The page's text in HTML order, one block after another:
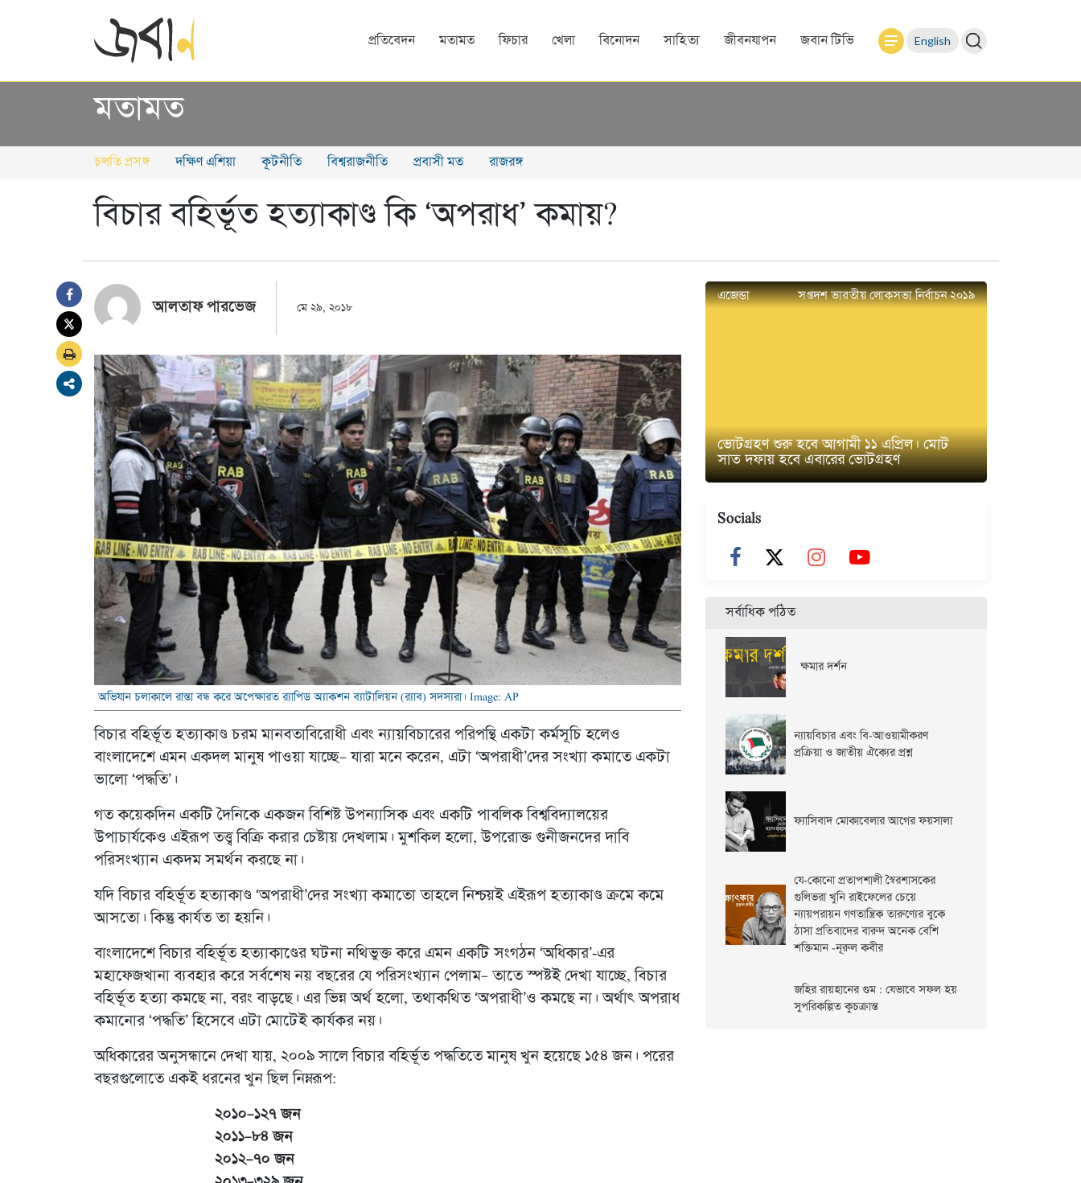
প্রতিবেদন মতামত ফিচার খেলা বিনোদন সাহিত্য জীবনযাপন জবান টিভি English
মতামত
চলতি প্রসঙ্গ দক্ষিণ এশিয়া কূটনীতি বিশ্বরাজনীতি প্রবাসী মত রাজরঙ্গ
বিচার বহির্ভূত হত্যাকাণ্ড কি ‘অপরাধ’ কমায়?
আলতাফ পারভেজ মে ২৯, ২০১৮
অভিযান চলাকালে রাস্তা বন্ধ করে অপেক্ষারত র‌্যাপিড অ্যাকশন ব্যাটালিয়ন (র‌্যাব) সদস্যরা। Image: AP
বিচার বহির্ভূত হত্যাকাণ্ড চরম মানবতাবিরোধী এবং ন্যায়বিচারের পরিপন্থি একটা কর্মসূচি হলেও
বাংলাদেশে এমন একদল মানুষ পাওয়া যাচ্ছে– যারা মনে করেন, এটা ‘অপরাধী’দের সংখ্যা কমাতে একটা
ভালো ‘পদ্ধতি’।
গত কয়েকদিন একটি দৈনিকে একজন বিশিষ্ট উপন্যাসিক এবং একটি পাবলিক বিশ্ববিদ্যালয়ের
উপাচার্যকেও এইরূপ তত্ত্ব বিক্রি করার চেষ্টায় দেখলাম। মুশকিল হলো, উপরোক্ত গুনীজনদের দাবি
পরিসংখ্যান একদম সমর্থন করছে না।
যদি বিচার বহির্ভূত হত্যাকাণ্ড ‘অপরাধী’দের সংখ্যা কমাতো তাহলে নিশ্চয়ই এইরূপ হত্যাকাণ্ড ক্রমে কমে
আসতো। কিন্তু কার্যত তা হয়নি।
বাংলাদেশে বিচার বহির্ভূত হত্যাকাণ্ডের ঘটনা নথিভুক্ত করে এমন একটি সংগঠন ‘অধিকার’-এর
মহাফেজখানা ব্যবহার করে সর্বশেষ নয় বছরের যে পরিসংখ্যান পেলাম– তাতে স্পষ্টই দেখা যাচ্ছে, বিচার
বহির্ভূত হত্যা কমছে না, বরং বাড়ছে। এর ভিন্ন অর্থ হলো, তথাকথিত ‘অপরাধী’ও কমছে না। অর্থাৎ অপরাধ
কমানোর ‘পদ্ধতি’ হিসেবে এটা মোটেই কার্যকর নয়।
অধিকারের অনুসন্ধানে দেখা যায়, ২০০৯ সালে বিচার বহির্ভূত পদ্ধতিতে মানুষ খুন হয়েছে ১৫৪ জন। পরের
বছরগুলোতে একই ধরনের খুন ছিল নিম্নরূপ:
২০১০–১২৭ জন
২০১১–৮৪ জন
২০১২–৭০ জন
এজেন্ডা সপ্তদশ ভারতীয় লোকসভা নির্বাচন ২০১৯
ভোটগ্রহণ শুরু হবে আগামী ১১ এপ্রিল। মোট
সাত দফায় হবে এবারের ভোটগ্রহণ
Socials
সর্বাধিক পঠিত
ক্ষমার দর্শন
ন্যায়বিচার এবং বি-আওয়ামীকরণ
প্রক্রিয়া ও জাতীয় ঐক্যের প্রশ্ন
ফ্যাসিবাদ মোকাবেলার আগের ফয়সালা
যে-কোনো প্রতাপশালী স্বৈরশাসকের
গুলিভরা খুনি রাইফেলের চেয়ে
ন্যায়পরায়ন গণতান্ত্রিক তারুণ্যের বুকে
ঠাসা প্রতিবাদের বারুদ অনেক বেশি
শক্তিমান -নূরুল কবীর
জহির রায়হানের গুম : যেভাবে সফল হয়
সুপরিকল্পিত কুচক্রান্ত